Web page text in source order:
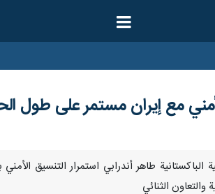
مع إيران مستمر على طول
الباكستانية طاهر أندرابي استمرار
الثنائي